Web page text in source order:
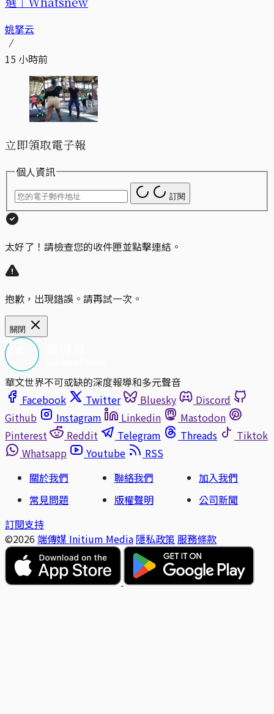
姚拏云
15 小時前
立即領取電子報
個人資訊
訂閱
太好了！請檢查您的收件匣並點擊連結。
抱歉，出現錯誤。請再試一次。
關閉
華文世界不可或缺的深度報導和多元聲音
Facebook
Twitter Bluesky
Discord
Github
Instagram Linkedin
Mastodon
Pinterest
Reddit Telegram Threads
Tiktok
Whatsapp
Youtube
RSS
關於我們
聯絡我們
加入我們
常見問題
版權聲明
公司新聞
訂閱支持
©2026 端傳媒 Initium Media 隱私政策 服務條款